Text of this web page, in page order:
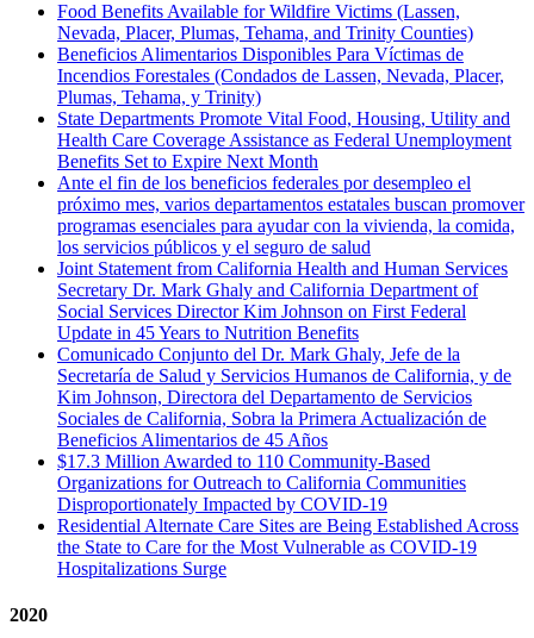
Food Benefits Available for Wildfire Victims (Lassen,
Nevada, Placer, Plumas, Tehama, and Trinity Counties)
Beneficios Alimentarios Disponibles Para Víctimas de
Incendios Forestales (Condados de Lassen, Nevada, Placer,
Plumas, Tehama, y Trinity)
State Departments Promote Vital Food, Housing, Utility and
Health Care Coverage Assistance as Federal Unemployment
Benefits Set to Expire Next Month
Ante el fin de los beneficios federales por desempleo el
próximo mes, varios departamentos estatales buscan promover
programas esenciales para ayudar con la vivienda, la comida,
los servicios públicos y el seguro de salud
Joint Statement from California Health and Human Services
Secretary Dr. Mark Ghaly and California Department of
Social Services Director Kim Johnson on First Federal
Update in 45 Years to Nutrition Benefits
Comunicado Conjunto del Dr. Mark Ghaly, Jefe de la
Secretaría de Salud y Servicios Humanos de California, y de
Kim Johnson, Directora del Departamento de Servicios
Sociales de California, Sobra la Primera Actualización de
Beneficios Alimentarios de 45 Años
$17.3 Million Awarded to 110 Community-Based
Organizations for Outreach to California Communities
Disproportionately Impacted by COVID-19
Residential Alternate Care Sites are Being Established Across
the State to Care for the Most Vulnerable as COVID-19
Hospitalizations Surge
2020